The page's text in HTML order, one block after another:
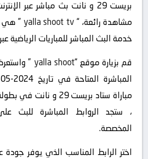
بريست 29 و نانت بث مباشر عبر
مشاهدة رائعة، “yalla shoot tv ” هي
خدمة البث المباشر للمباريات الرياضية
قم بزيارة موقع “yalla shoot
”
مباراة ستاد بريست 29 و
، ستجد الروابط المباشرة للبث
المخصصة.
اختر الرابط المناسب الذي يوفر جودة